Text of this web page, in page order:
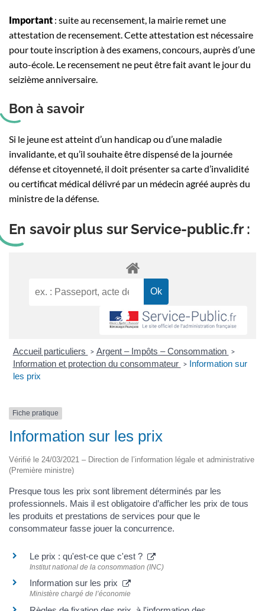
Important : suite au recensement, la mairie remet une
attestation de recensement. Cette attestation est nécessaire
pour toute inscription à des examens, concours, auprès d’une
auto-école. Le recensement ne peut être fait avant le jour du
seizième anniversaire.
Bon à savoir
Si le jeune est atteint d’un handicap ou d’une maladie
invalidante, et qu’il souhaite être dispensé de la journée
défense et citoyenneté, il doit présenter sa carte d’invalidité
ou certificat médical délivré par un médecin agréé auprès du
ministre de la défense.
En savoir plus sur Service-public.fr :
Accueil particuliers > Argent – Impôts – Consommation >
Information et protection du consommateur > Information sur
les prix
Fiche pratique
Information sur les prix
Vérifié le 24/03/2021 – Direction de l’information légale et administrative
(Première ministre)
Presque tous les prix sont librement déterminés par les
professionnels. Mais il est obligatoire d’afficher les prix de tous
les produits et prestations de services pour que le
consommateur fasse jouer la concurrence.
Le prix : qu'est-ce que c'est ?
Institut national de la consommation (INC)
Information sur les prix
Ministère chargé de l’économie